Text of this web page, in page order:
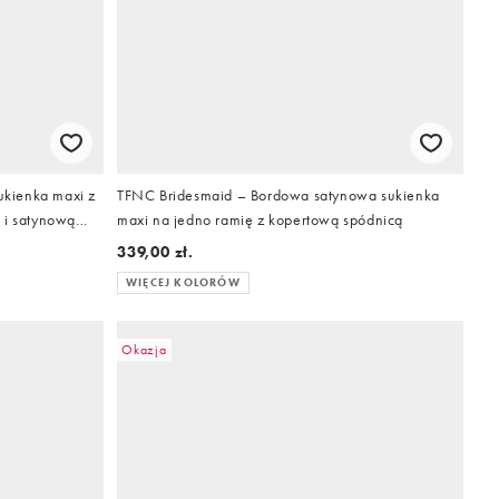
maxi z
i satynową
TFNC Bridesmaid – Bordowa satynowa sukienka
maxi na jedno ramię z kopertową spódnicą
339,00 zł.
WIĘCEJ KOLORÓW
Okazja